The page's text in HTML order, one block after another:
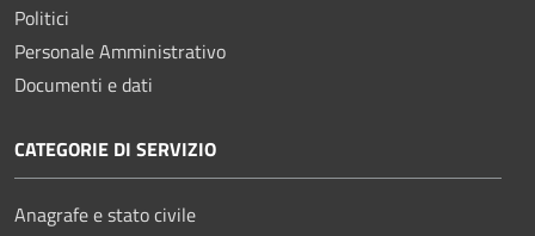
Politici
Personale Amministrativo
Documenti e dati
CATEGORIE DI SERVIZIO
Anagrafe e stato civile